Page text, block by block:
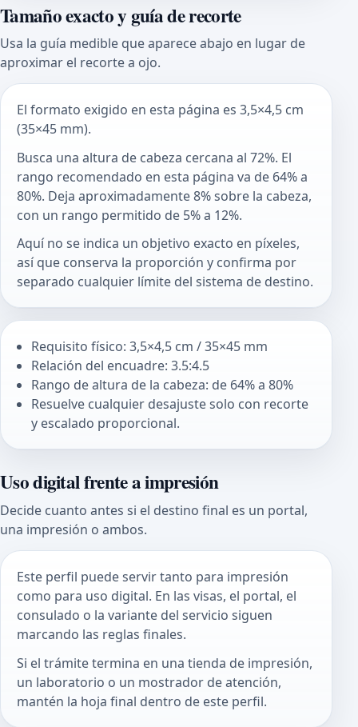
Tamaño exacto y guía de recorte
Usa la guía medible que aparece abajo en lugar de
aproximar el recorte a ojo.
El formato exigido en esta página es 3,5×4,5 cm
(35×45 mm).
Busca una altura de cabeza cercana al 72%. El
rango recomendado en esta página va de 64% a
80%. Deja aproximadamente 8% sobre la cabeza,
con un rango permitido de 5% a 12%.
Aquí no se indica un objetivo exacto en píxeles,
así que conserva la proporción y confirma por
separado cualquier límite del sistema de destino.
Requisito físico: 3,5×4,5 cm / 35×45 mm
Relación del encuadre: 3.5:4.5
Rango de altura de la cabeza: de 64% a 80%
Resuelve cualquier desajuste solo con recorte
y escalado proporcional.
Uso digital frente a impresión
Decide cuanto antes si el destino final es un portal,
una impresión o ambos.
Este perfil puede servir tanto para impresión
como para uso digital. En las visas, el portal, el
consulado o la variante del servicio siguen
marcando las reglas finales.
Si el trámite termina en una tienda de impresión,
un laboratorio o un mostrador de atención,
mantén la hoja final dentro de este perfil.